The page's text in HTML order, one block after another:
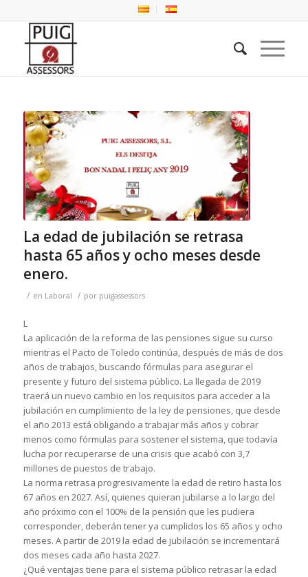
La edad de jubilación se retrasa
hasta 65 años y ocho meses desde
enero.
/ en Laboral / por puigassessors
L
La aplicación de la reforma de las pensiones sigue su curso
mientras el Pacto de Toledo continúa, después de más de dos
años de trabajos, buscando fórmulas para asegurar el
presente y futuro del sistema público. La llegada de 2019
traerá un nuevo cambio en los requisitos para acceder a la
jubilación en cumplimiento de la ley de pensiones, que desde
el año 2013 está obligando a trabajar más años y cobrar
menos como fórmulas para sostener el sistema, que todavía
lucha por recuperarse de una crisis que acabó con 3,7
millones de puestos de trabajo.
La norma retrasa progresivamente la edad de retiro hasta los
67 años en 2027. Así, quienes quieran jubilarse a lo largo del
año próximo con el 100% de la pensión que les pudiera
corresponder, deberán tener ya cumplidos los 65 años y ocho
meses. A partir de 2019 la edad de jubilación se incrementará
dos meses cada año hasta 2027.
¿Qué ventajas tiene para el sistema público retrasar la edad